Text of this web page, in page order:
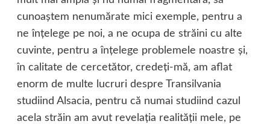
cunoaştem nenumărate mici exemple, pentru a
ne înţelege pe noi, a ne ocupa de străini cu alte
cuvinte, pentru a înţelege problemele noastre şi,
în calitate de cercetător, credeţi-mă, am aflat
enorm de multe lucruri despre Transilvania
studiind Alsacia, pentru că numai studiind cazul
acela străin am avut revelaţia realităţii mele, pe